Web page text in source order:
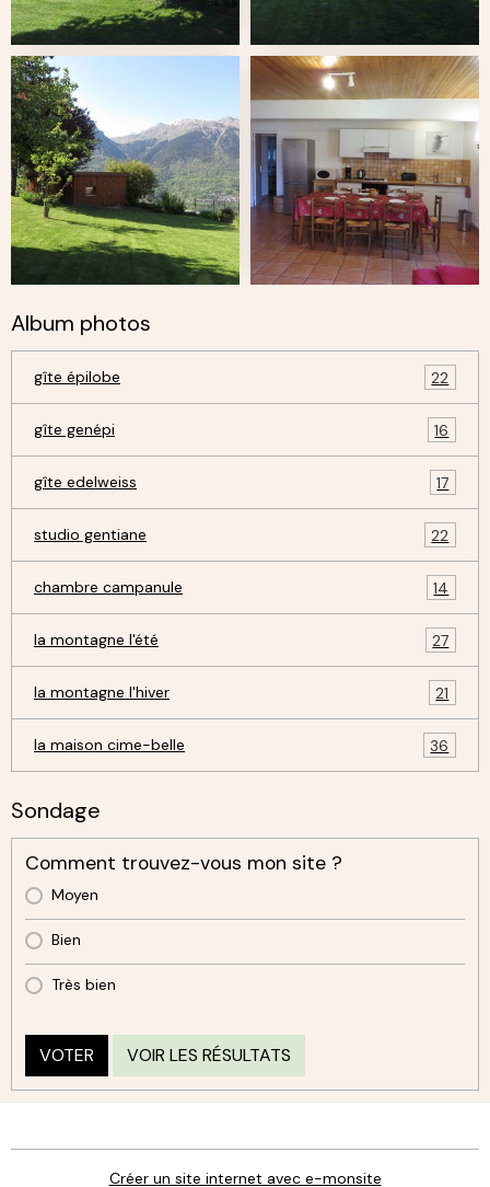
Album photos
gîte épilobe 22
gîte genépi 16
gîte edelweiss 17
studio gentiane 22
chambre campanule 14
la montagne l'été 27
la montagne l'hiver 21
la maison cime-belle 36
Sondage
Comment trouvez-vous mon site ?
Moyen
Bien
Très bien
VOTER VOIR LES RÉSULTATS
Créer un site internet avec e-monsite